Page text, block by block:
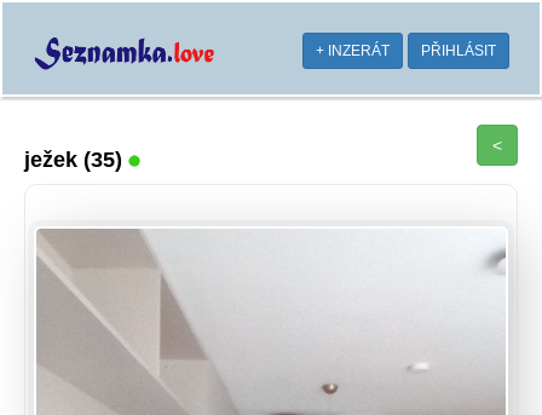
+ INZERÁT PŘIHLÁSIT
ježek (35)
<